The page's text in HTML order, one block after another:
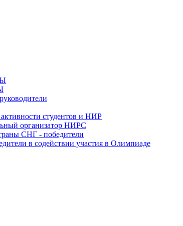
студентов и НИР
организатор НИРС
СНГ - победители
в содействии участия в Олимпиаде